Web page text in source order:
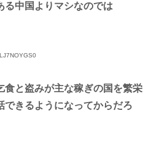
る中国よりマシなのでは
食と盗みが主な稼ぎの国を繁栄
できるようになってからだろ